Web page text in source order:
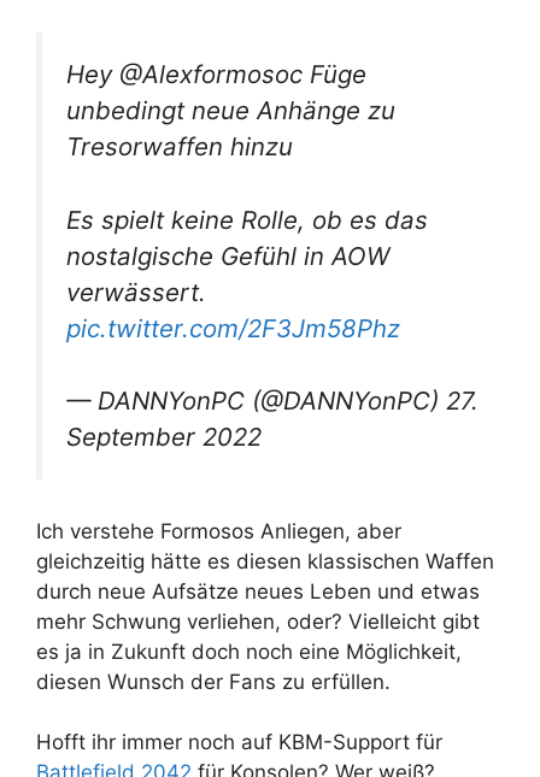
Hey @Alexformosoc Füge
unbedingt neue Anhänge zu
Tresorwaffen hinzu
Es spielt keine Rolle, ob es das
nostalgische Gefühl in AOW
verwässert.
pic.twitter.com/2F3Jm58Phz
— DANNYonPC (@DANNYonPC) 27.
September 2022
Ich verstehe Formosos Anliegen, aber
gleichzeitig hätte es diesen klassischen Waffen
durch neue Aufsätze neues Leben und etwas
mehr Schwung verliehen, oder? Vielleicht gibt
es ja in Zukunft doch noch eine Möglichkeit,
diesen Wunsch der Fans zu erfüllen.
Hofft ihr immer noch auf KBM-Support für